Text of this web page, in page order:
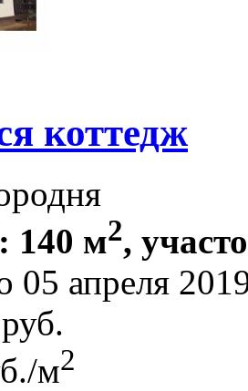
коттедж
140 м2,
05 апреля
руб.
м2